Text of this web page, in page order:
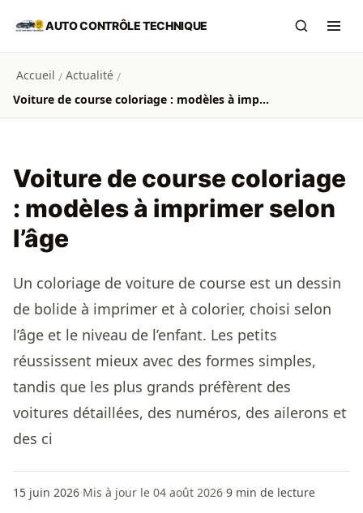
Aller au contenu principal
AUTO CONTRÔLE TECHNIQUE
Accueil / Actualité /
Voiture de course coloriage : modèles à imprimer selon l’âge
Voiture de course coloriage
: modèles à imprimer selon
l’âge
Un coloriage de voiture de course est un dessin
de bolide à imprimer et à colorier, choisi selon
l’âge et le niveau de l’enfant. Les petits
réussissent mieux avec des formes simples,
tandis que les plus grands préfèrent des
voitures détaillées, des numéros, des ailerons et
des ci
15 juin 2026·Mis à jour le 04 août 2026·9 min de lecture